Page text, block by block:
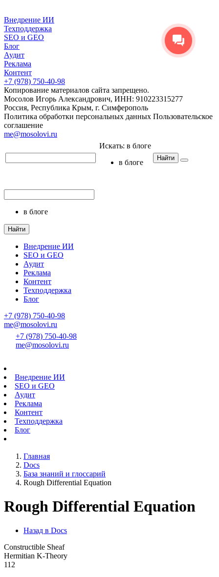
Внедрение ИИ
Техподдержка
SEO и GEO
Блог
Аудит
Реклама
Контент
+7 (978) 750-40-98
Копирование материалов сайта запрещено.
Мосолов Игорь Александрович, ИНН: 910223315277
Россия, Республика Крым, г. Симферополь
Политика обработки персональных данных Пользовательское
соглашение
me@mosolovi.ru
Искать: в блоге
в блоге
Найти
в блоге
Найти
Внедрение ИИ
SEO и GEO
Аудит
Реклама
Контент
Техподдержка
Блог
+7 (978) 750-40-98
me@mosolovi.ru
+7 (978) 750-40-98
me@mosolovi.ru
Внедрение ИИ
SEO и GEO
Аудит
Реклама
Контент
Техподдержка
Блог
Главная
Docs
База знаний и глоссарий
Rough Differential Equation
Rough Differential Equation
Назад в Docs
Constructible Sheaf
Hermitian K-Theory
112